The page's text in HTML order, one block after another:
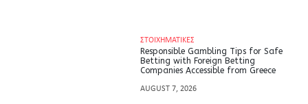
ΣΤΟΙΧΗΜΑΤΙΚΕΣ
Responsible Gambling Tips for Safe
Betting with Foreign Betting
Companies Accessible from Greece
AUGUST 7, 2026